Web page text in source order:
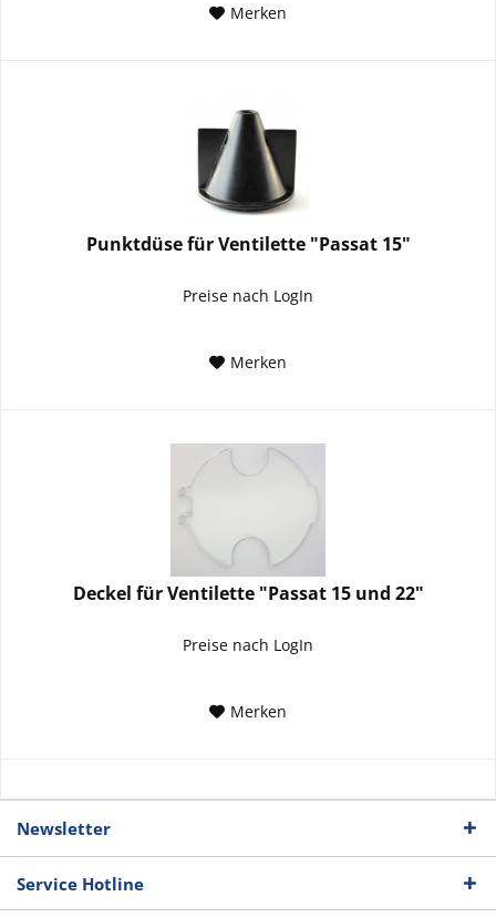
Merken
Punktdüse für Ventilette "Passat 15"
Preise nach LogIn
Merken
Deckel für Ventilette "Passat 15 und 22"
Preise nach LogIn
Merken
Newsletter
Service Hotline